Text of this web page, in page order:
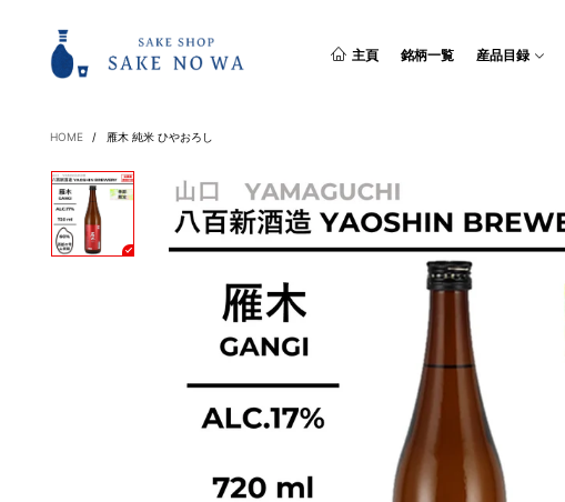
主頁 銘柄一覧 産品目録
HOME / 雁木 純米 ひやおろし